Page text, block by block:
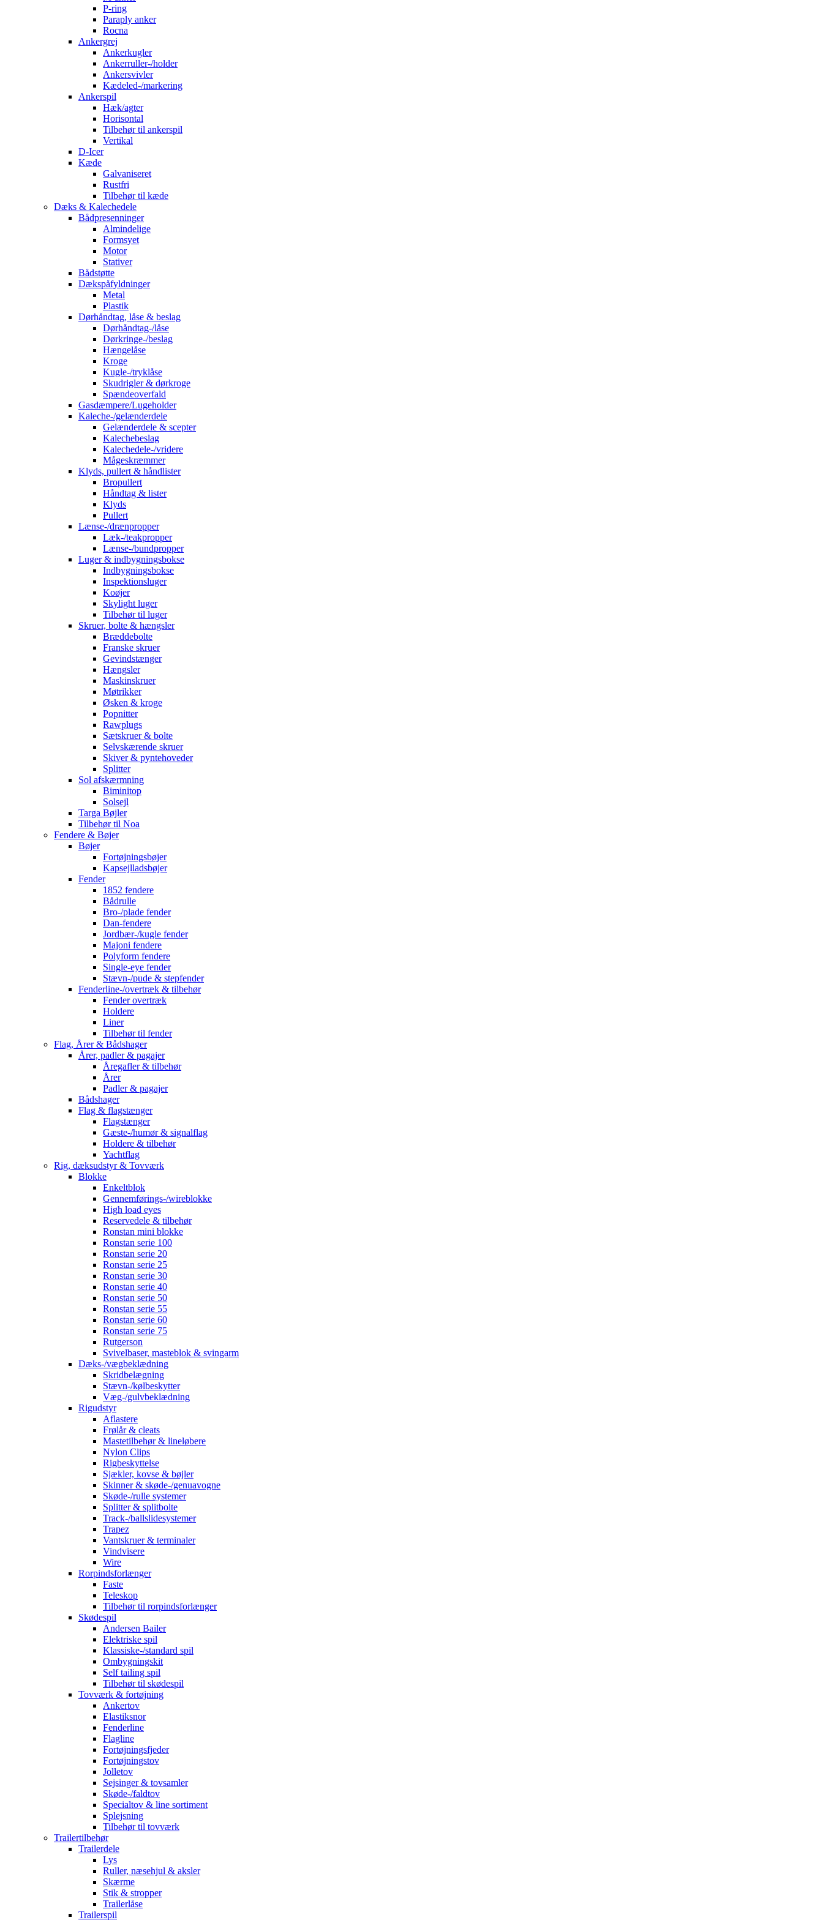
P-ring
Paraply anker
Rocna
Ankergrej
Ankerkugler
Ankerruller-/holder
Ankersvivler
Kædeled-/markering
Ankerspil
Hæk/agter
Horisontal
Tilbehør til ankerspil
Vertikal
D-Icer
Kæde
Galvaniseret
Rustfri
Tilbehør til kæde
Dæks & Kalechedele
Bådpresenninger
Almindelige
Formsyet
Motor
Stativer
Bådstøtte
Dækspåfyldninger
Metal
Plastik
Dørhåndtag, låse & beslag
Dørhåndtag-/låse
Dørkringe-/beslag
Hængelåse
Kroge
Kugle-/tryklåse
Skudrigler & dørkroge
Spændeoverfald
Gasdæmpere/Lugeholder
Kaleche-/gelænderdele
Gelænderdele & scepter
Kalechebeslag
Kalechedele-/vridere
Mågeskræmmer
Klyds, pullert & håndlister
Bropullert
Håndtag & lister
Klyds
Pullert
Lænse-/drænpropper
Læk-/teakpropper
Lænse-/bundpropper
Luger & indbygningsbokse
Indbygningsbokse
Inspektionsluger
Koøjer
Skylight luger
Tilbehør til luger
Skruer, bolte & hængsler
Bræddebolte
Franske skruer
Gevindstænger
Hængsler
Maskinskruer
Møtrikker
Øsken & kroge
Popnitter
Rawplugs
Sætskruer & bolte
Selvskærende skruer
Skiver & pyntehoveder
Splitter
Sol afskærmning
Biminitop
Solsejl
Targa Bøjler
Tilbehør til Noa
Fendere & Bøjer
Bøjer
Fortøjningsbøjer
Kapsejlladsbøjer
Fender
1852 fendere
Bådrulle
Bro-/plade fender
Dan-fendere
Jordbær-/kugle fender
Majoni fendere
Polyform fendere
Single-eye fender
Stævn-/pude & stepfender
Fenderline-/overtræk & tilbehør
Fender overtræk
Holdere
Liner
Tilbehør til fender
Flag, Årer & Bådshager
Årer, padler & pagajer
Åregafler & tilbehør
Årer
Padler & pagajer
Bådshager
Flag & flagstænger
Flagstænger
Gæste-/humør & signalflag
Holdere & tilbehør
Yachtflag
Rig, dæksudstyr & Tovværk
Blokke
Enkeltblok
Gennemførings-/wireblokke
High load eyes
Reservedele & tilbehør
Ronstan mini blokke
Ronstan serie 100
Ronstan serie 20
Ronstan serie 25
Ronstan serie 30
Ronstan serie 40
Ronstan serie 50
Ronstan serie 55
Ronstan serie 60
Ronstan serie 75
Rutgerson
Svivelbaser, masteblok & svingarm
Dæks-/vægbeklædning
Skridbelægning
Stævn-/kølbeskytter
Væg-/gulvbeklædning
Rigudstyr
Aflastere
Frølår & cleats
Mastetilbehør & lineløbere
Nylon Clips
Rigbeskyttelse
Sjækler, kovse & bøjler
Skinner & skøde-/genuavogne
Skøde-/rulle systemer
Splitter & splitbolte
Track-/ballslidesystemer
Trapez
Vantskruer & terminaler
Vindvisere
Wire
Rorpindsforlænger
Faste
Teleskop
Tilbehør til rorpindsforlænger
Skødespil
Andersen Bailer
Elektriske spil
Klassiske-/standard spil
Ombygningskit
Self tailing spil
Tilbehør til skødespil
Tovværk & fortøjning
Ankertov
Elastiksnor
Fenderline
Flagline
Fortøjningsfjeder
Fortøjningstov
Jolletov
Sejsinger & tovsamler
Skøde-/faldtov
Specialtov & line sortiment
Splejsning
Tilbehør til tovværk
Trailertilbehør
Trailerdele
Lys
Ruller, næsehjul & aksler
Skærme
Stik & stropper
Trailerlåse
Trailerspil